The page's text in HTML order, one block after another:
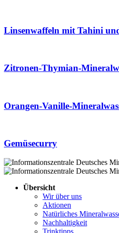
Linsenwaffeln mit Tahini
Zitronen-Thymian-
Orangen-Vanille-
Gemüsecurry
Übersicht
Wir über uns
Aktionen
Natürliches
Nachhaltigkeit
Trinktipps